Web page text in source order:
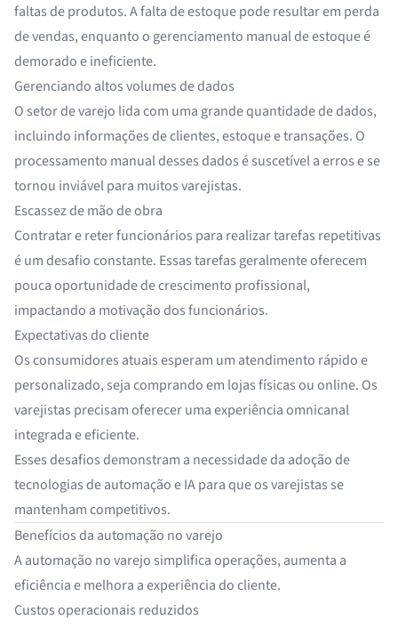
faltas de produtos. A falta de estoque pode resultar em perda
de vendas, enquanto o gerenciamento manual de estoque é
demorado e ineficiente.
Gerenciando altos volumes de dados
O setor de varejo lida com uma grande quantidade de dados,
incluindo informações de clientes, estoque e transações. O
processamento manual desses dados é suscetível a erros e se
tornou inviável para muitos varejistas.
Escassez de mão de obra
Contratar e reter funcionários para realizar tarefas repetitivas
é um desafio constante. Essas tarefas geralmente oferecem
pouca oportunidade de crescimento profissional,
impactando a motivação dos funcionários.
Expectativas do cliente
Os consumidores atuais esperam um atendimento rápido e
personalizado, seja comprando em lojas físicas ou online. Os
varejistas precisam oferecer uma experiência omnicanal
integrada e eficiente.
Esses desafios demonstram a necessidade da adoção de
tecnologias de automação e IA para que os varejistas se
mantenham competitivos.
Benefícios da automação no varejo
A automação no varejo simplifica operações, aumenta a
eficiência e melhora a experiência do cliente.
Custos operacionais reduzidos